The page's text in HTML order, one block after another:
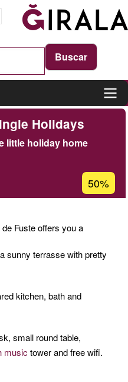
additional actions
Holidays
little holiday home
50%
Fuste offers you a
sunny terrasse with pretty
kitchen, bath and
small round table,
music tower and free wifi.